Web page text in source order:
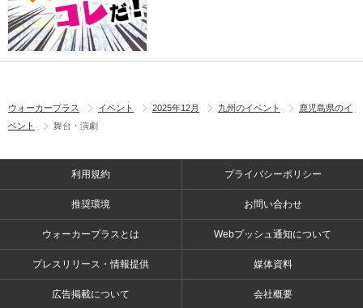
ウォーカープラス イベント 2025年12月 九州のイベント
鹿児島県のイ
ベント
舞台・演劇
利用規約 プライバシーポリシー
推奨環境 お問い合わせ
ウォーカープラスとは Webプッシュ通知について
プレスリリース・情報提供 媒体資料
広告掲載について 会社概要